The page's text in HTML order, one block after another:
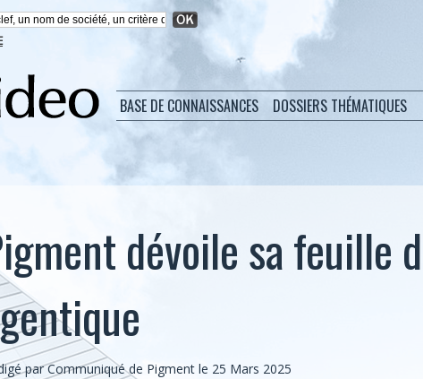
BASE DE CONNAISSANCES DOSSIERS THÉMATIQUES
dévoile sa feuille
par Communiqué de Pigment le 25 Mars 2025